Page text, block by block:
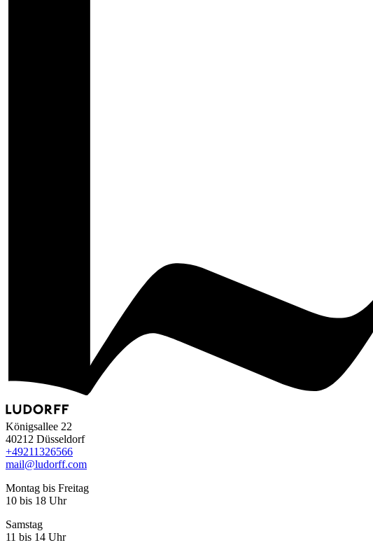
Königsallee 22
40212 Düsseldorf
+49211326566
mail@ludorff.com
Montag bis Freitag
10 bis 18 Uhr
Samstag
11 bis 14 Uhr